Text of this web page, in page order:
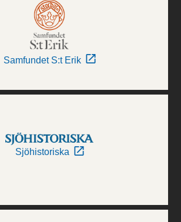
Samfundet S:t Erik
Sjöhistoriska